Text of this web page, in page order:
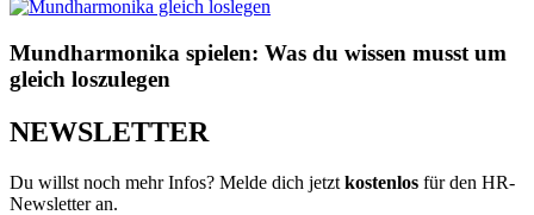
Mundharmonika spielen: Was du wissen musst um
gleich loszulegen
NEWSLETTER
Du willst noch mehr Infos? Melde dich jetzt kostenlos für den HR-
Newsletter an.